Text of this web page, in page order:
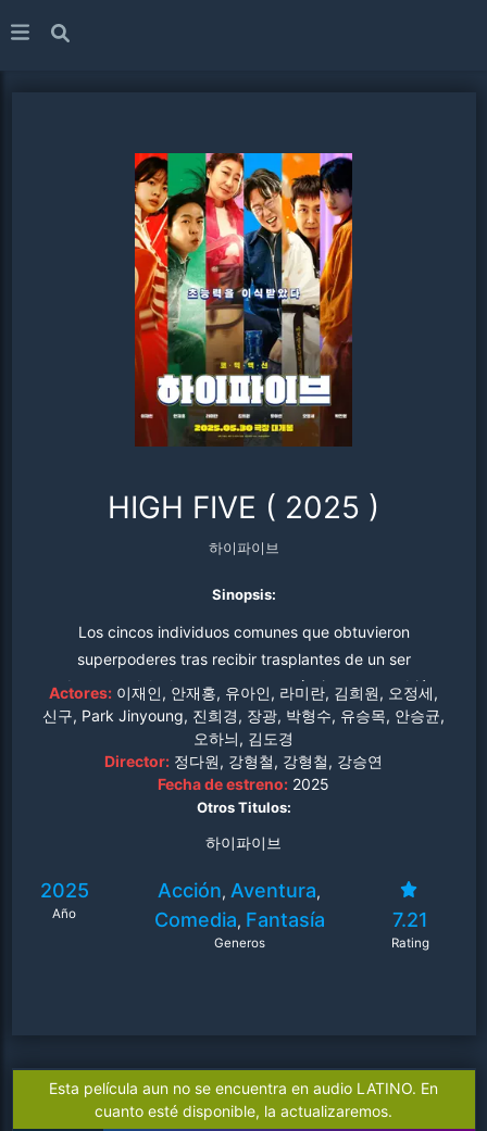
HIGH FIVE ( 2025 )
하이파이브
Sinopsis:
Los cincos individuos comunes que obtuvieron
superpoderes tras recibir trasplantes de un ser
sobrenatural, luchan contra otro psíquico que también
ganó poderes por trasplante y codicia sus habilidades.
Actores: 이재인, 안재홍, 유아인, 라미란, 김희원, 오정세,
신구, Park Jinyoung, 진희경, 장광, 박형수, 유승목, 안승균,
오하늬, 김도경
Director: 정다원, 강형철, 강형철, 강승연
Fecha de estreno: 2025
Otros Titulos:
하이파이브
2025
Año
Acción, Aventura,
Comedia, Fantasía
Generos
7.21
Rating
Esta película aun no se encuentra en audio LATINO. En
cuanto esté disponible, la actualizaremos.